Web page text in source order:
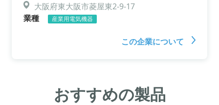
大阪府東大阪市菱屋東2-9-17
業種
産業用電気機器
この企業について
おすすめの製品